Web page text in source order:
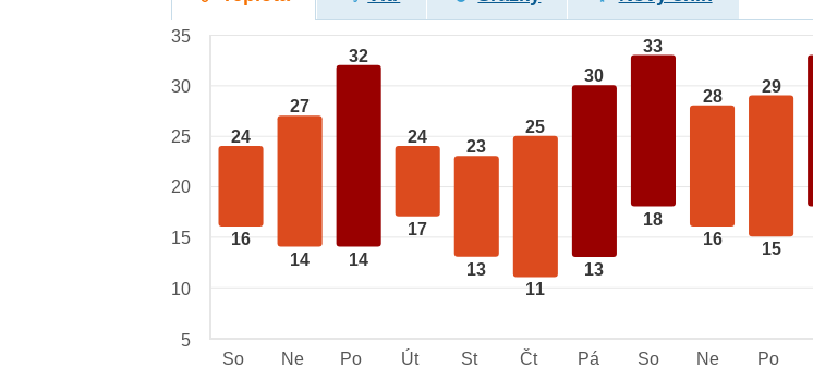
24
16
27
14
32
14
24
17
23
13
25
11
30
13
33
18
28
16
29
15
35
30
25
20
15
10
5
So
Ne Po Út St Čt Pá So Ne Po